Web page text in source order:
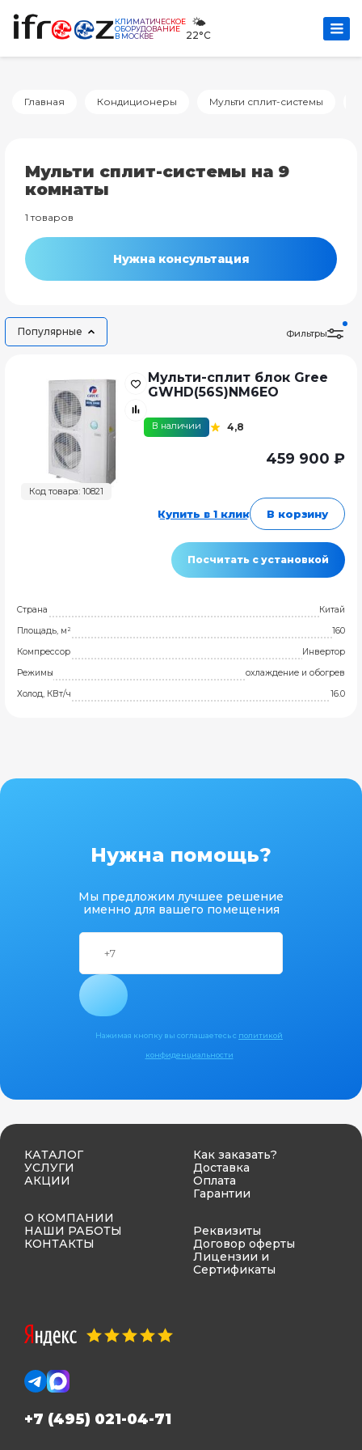
КЛИМАТИЧЕСКОЕ
ОБОРУДОВАНИЕ
В МОСКВЕ
🌤️
22°C
Главная Кондиционеры Мульти сплит-системы
Мульти сплит-системы на 9
комнаты
1 товаров
Нужна консультация
Популярные Фильтры
Код товара: 10821
Мульти-сплит блок Gree
GWHD(56S)NM6EO
В наличии 4,8
459 900 ₽
Купить в 1 клик В корзину
Посчитать с установкой
Страна
Китай
Площадь, м²
160
Компрессор
Инвертор
Режимы
охлаждение и обогрев
Холод, КВт/ч
16.0
Нужна помощь?
Мы предложим лучшее решение
именно для вашего помещения
Нажимая кнопку вы соглашаетесь с политикой
конфиденциальности
КАТАЛОГ
УСЛУГИ
АКЦИИ
О КОМПАНИИ
НАШИ РАБОТЫ
КОНТАКТЫ
Как заказать?
Доставка
Оплата
Гарантии
Реквизиты
Договор оферты
Лицензии и
Сертификаты
+7 (495) 021-04-71